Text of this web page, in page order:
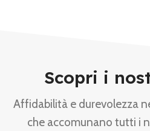
Scopri i
Affidabilità e durevolezza
che accomunano tutti i